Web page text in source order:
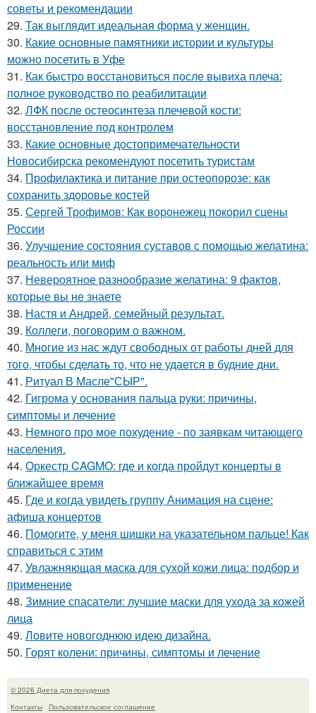
советы и рекомендации
29. Так выглядит идеальная форма у женщин.
30. Какие основные памятники истории и культуры
можно посетить в Уфе
31. Как быстро восстановиться после вывиха плеча:
полное руководство по реабилитации
32. ЛФК после остеосинтеза плечевой кости:
восстановление под контролем
33. Какие основные достопримечательности
Новосибирска рекомендуют посетить туристам
34. Профилактика и питание при остеопорозе: как
сохранить здоровье костей
35. Сергей Трофимов: Как воронежец покорил сцены
России
36. Улучшение состояния суставов с помощью желатина:
реальность или миф
37. Невероятное разнообразие желатина: 9 фактов,
которые вы не знаете
38. Настя и Андрей, семейный результат.
39. Коллеги, поговорим о важном.
40. Многие из нас ждут свободных от работы дней для
того, чтобы сделать то, что не удается в будние дни.
41. Ритуал В Масле"СЫР".
42. Гигрома у основания пальца руки: причины,
симптомы и лечение
43. Немного про мое похудение - по заявкам читающего
населения.
44. Оркестр CAGMO: где и когда пройдут концерты в
ближайшее время
45. Где и когда увидеть группу Анимация на сцене:
афиша концертов
46. Помогите, у меня шишки на указательном пальце! Как
справиться с этим
47. Увлажняющая маска для сухой кожи лица: подбор и
применение
48. Зимние спасатели: лучшие маски для ухода за кожей
лица
49. Ловите новогоднюю идею дизайна.
50. Горят колени: причины, симптомы и лечение
© 2026 Диета для похудения
Контакты
Пользовательское соглашение